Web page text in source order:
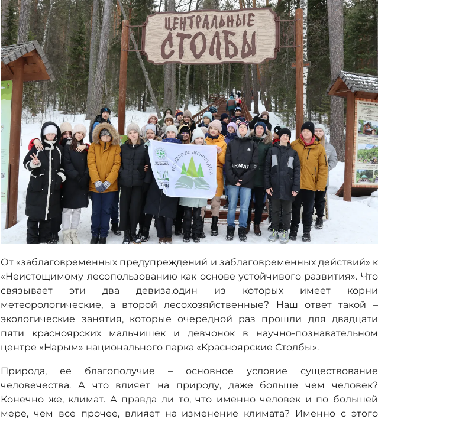
От «заблаговременных предупреждений и заблаговременных действий» к
«Неистощимому лесопользованию как основе устойчивого развития». Что
связывает эти два девиза,один из которых имеет корни
метеорологические, а второй лесохозяйственные? Наш ответ такой –
экологические занятия, которые очередной раз прошли для двадцати
пяти красноярских мальчишек и девчонок в научно-познавательном
центре «Нарым» национального парка «Красноярские Столбы».
Природа, ее благополучие – основное условие существование
человечества. А что влияет на природу, даже больше чем человек?
Конечно же, климат. А правда ли то, что именно человек и по большей
мере, чем все прочее, влияет на изменение климата? Именно с этого